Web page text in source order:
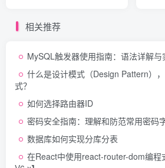
相关推荐
MySQL触发器使用指南：语法详解与
什么是设计模式（Design Pattern）
式？
如何选择路由器ID
密码安全指南：理解和防范常用密码
数据库如何实现分库分表
在React中使用react-router-dom编程